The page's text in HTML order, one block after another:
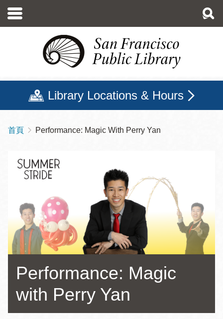
至
Library Locations & Hours
導
連
首頁 Performance: Magic With Perry Yan
Performance: Magic
with Perry Yan